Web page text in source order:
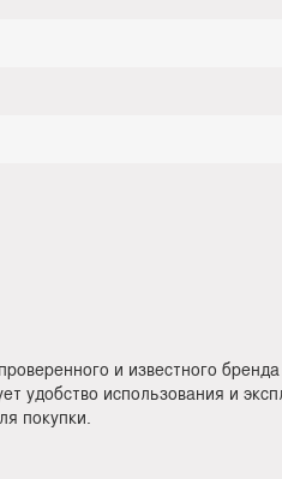
и известного
удобство использования и
покупки.